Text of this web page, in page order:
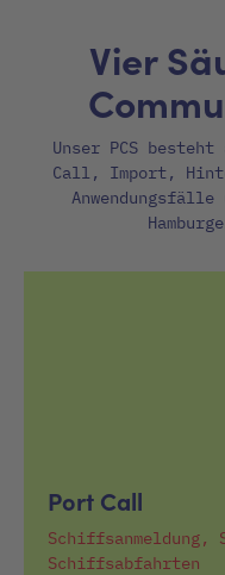
Vier
Unser PCS
Call, Import,
Port Call
Schiffsabfahrten